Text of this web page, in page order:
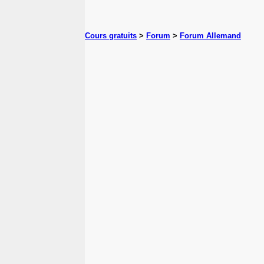
Cours gratuits > Forum > Forum Allemand